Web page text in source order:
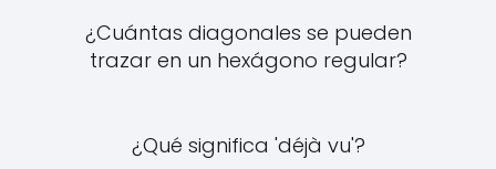
¿Cuántas diagonales se pueden
trazar en un hexágono regular?
¿Qué significa 'déjà vu'?